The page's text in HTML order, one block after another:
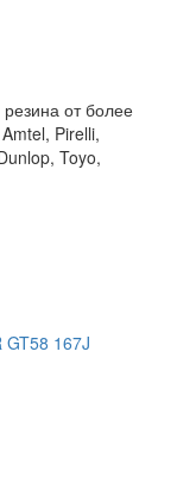
от более
Pirelli,
Toyo,
GT58 167J